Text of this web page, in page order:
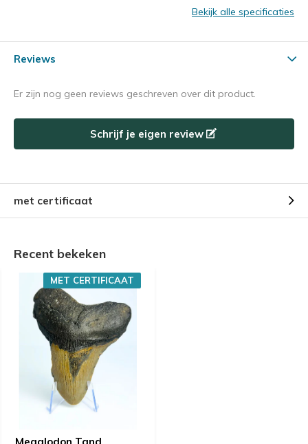
Bekijk alle specificaties
Reviews
Er zijn nog geen reviews geschreven over dit product.
Schrijf je eigen review
met certificaat
Recent bekeken
MET CERTIFICAAT